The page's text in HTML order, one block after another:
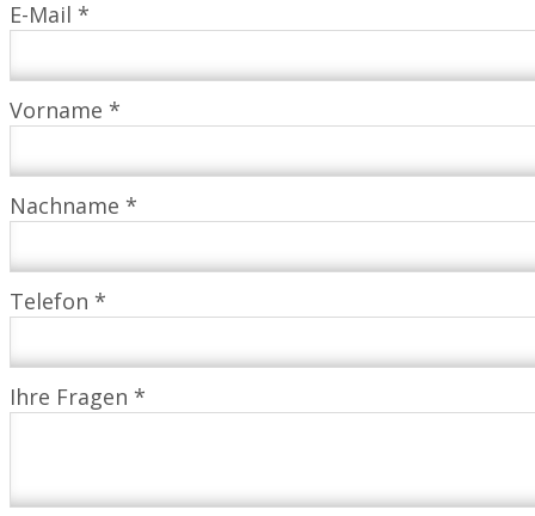
E-Mail *
Vorname *
Nachname *
Telefon *
Ihre Fragen *